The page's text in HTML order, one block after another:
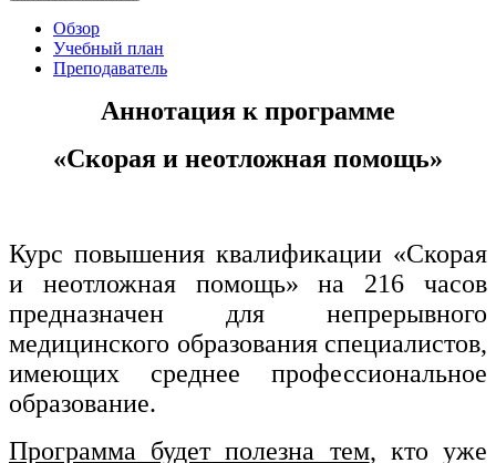
Прикладная геология, горное дело,
нефтегазовое дело и геодезия
Техника и технологии наземного
Техника и технологии строительства
Ядерная энергетика и технологии
Культура и спорт
Физкультура и спорт
Обзор
Учебный план
Преподаватель
Аннотация к программе
«Скорая и неотложная помощь»
Курс повышения квалификации «Скорая
и неотложная помощь» на 216 часов
предназначен для непрерывного
медицинского образования специалистов,
имеющих среднее профессиональное
образование.
Программа будет полезна тем, кто уже